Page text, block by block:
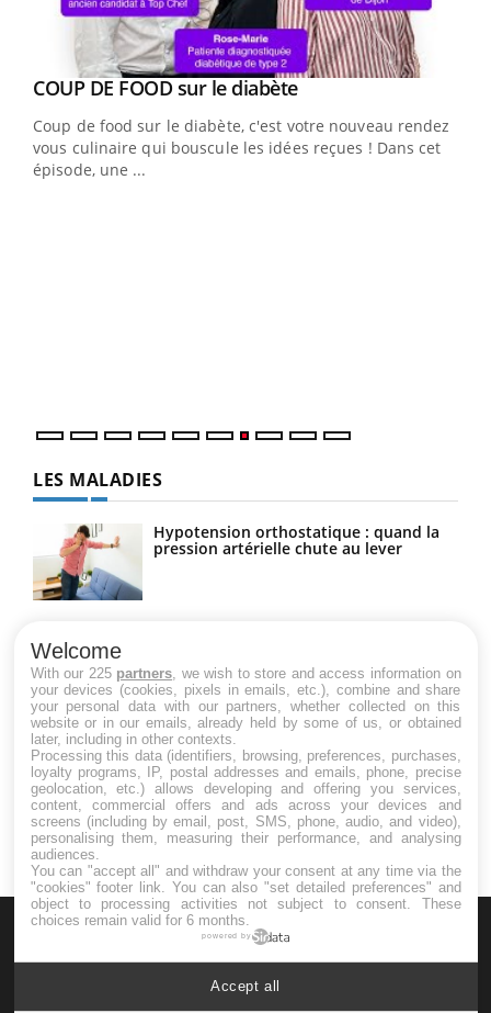
Youtube
COUP DE FOOD sur le diabèteYoutube
Coup de food sur le diabète, c'est votre nouveau rendez-
vous culinaire qui bouscule les idées reçues ! Dans cet
épisode, une ...
LES MALADIES
Hypotension orthostatique : quand la
pression artérielle chute au lever
Maladie de Charcot (Sclérose latérale
amyotrophique)
Welcome
With our 225 partners , we wish to store and access information on
your devices (cookies, pixels in emails, etc.), combine and share
your personal data with our partners, whether collected on this
website or in our emails, already held by some of us, or obtained
later, including in other contexts.
Processing this data (identifiers, browsing, preferences, purchases,
loyalty programs, IP, postal addresses and emails, phone, precise
geolocation, etc.) allows developing and offering you services,
content, commercial offers and ads across your devices and
screens (including by email, post, SMS, phone, audio, and video),
personalising them, measuring their performance, and analysing
audiences.
You can "accept all" and withdraw your consent at any time via the
"cookies" footer link . You can also "set detailed preferences" and
object to processing activities not subject to consent. These
choices remain valid for 6 months.
powered by
Accept all